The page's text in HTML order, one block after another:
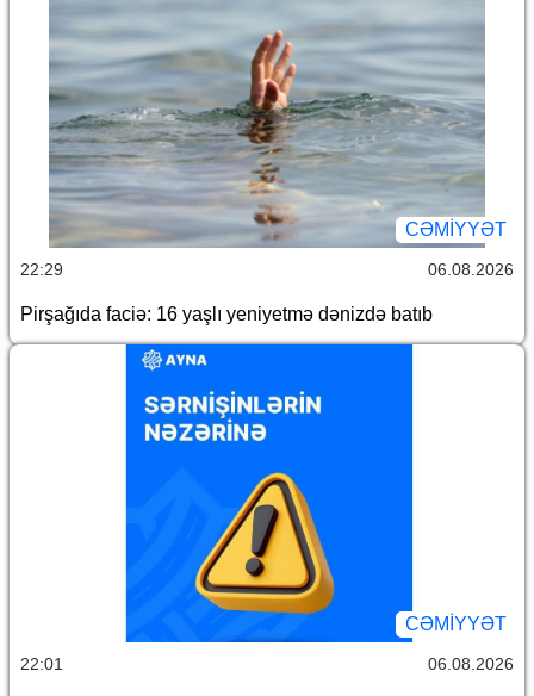
CƏMİYYƏT
22:29 06.08.2026
Pirşağıda faciə: 16 yaşlı yeniyetmə dənizdə batıb
CƏMİYYƏT
22:01 06.08.2026